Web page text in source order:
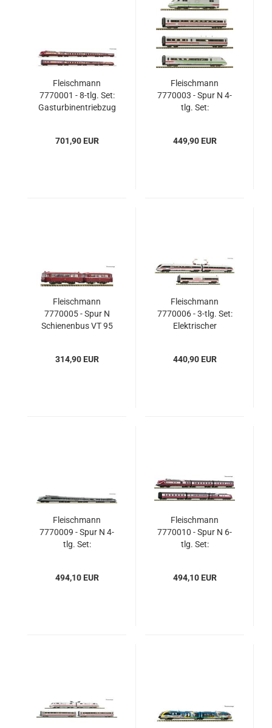
Fleischmann
7770001 - 8-tlg. Set:
Gasturbinentriebzug
701,90 EUR
Fleischmann
7770003 - Spur N 4-
tlg. Set:
449,90 EUR
Fleischmann
7770005 - Spur N
Schienenbus VT 95
314,90 EUR
Fleischmann
7770006 - 3-tlg. Set:
Elektrischer
440,90 EUR
Fleischmann
7770009 - Spur N 4-
tlg. Set:
RailAdventure
494,10 EUR
Fleischmann
7770010 - Spur N 6-
tlg. Set:
Liebermann“, DR
494,10 EUR